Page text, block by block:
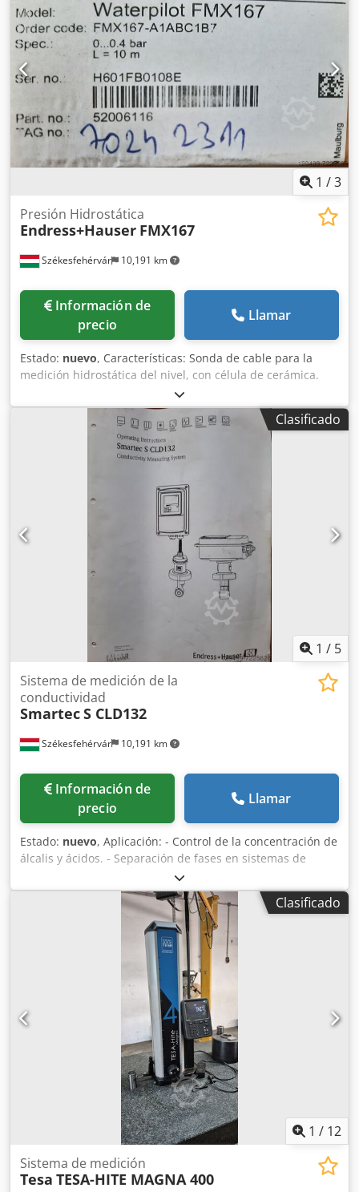
1 /3
Székesfehérvár 10,191 km
Presión Hidrostática
Endress+Hauser FMX167
Información de
precio
Llamar
Estado: nuevo, Características: Sonda de cable para la
medición hidrostática del nivel, con célula de cerámica.
Chsdoh Rumbepfx Ai Doa Diámetro = 22 mm: Aplicaciones
generales, agua potable. Diámetro = 42 mm: Aplicaciones
en aguas residuales. Diámetro = 29 mm: Aplicaciones en
Clasificado
1 / 5
Székesfehérvár 10,191 km
Sistema de medición de la
conductividad
SmartecS CLD132
Información de
precio
Llamar
Estado: nuevo, Aplicación: - Control de la concentración de
álcalis y ácidos. - Separación de fases en sistemas de
tuberías. - Supervisión y control de sistemas de limpieza
de botellas. - Supervisión de productos en cervecerías,
lecherías y la industria de bebidas. - Control de sistemas
CIP. Rango de medición: Chedpfx Aish Ruk Io Dsa 100
µS/cm - 2000 mS/cm Temperatura del proceso: máx. 140 °C
(máx. 30 min.) 284 °F (máx. 30 min.) Presión del proceso:
máx. 12 bar (90 °C) (174 psi (194 °F))
Clasificado
1 / 12
Sistema de medición
Tesa TESA-HITE MAGNA 400